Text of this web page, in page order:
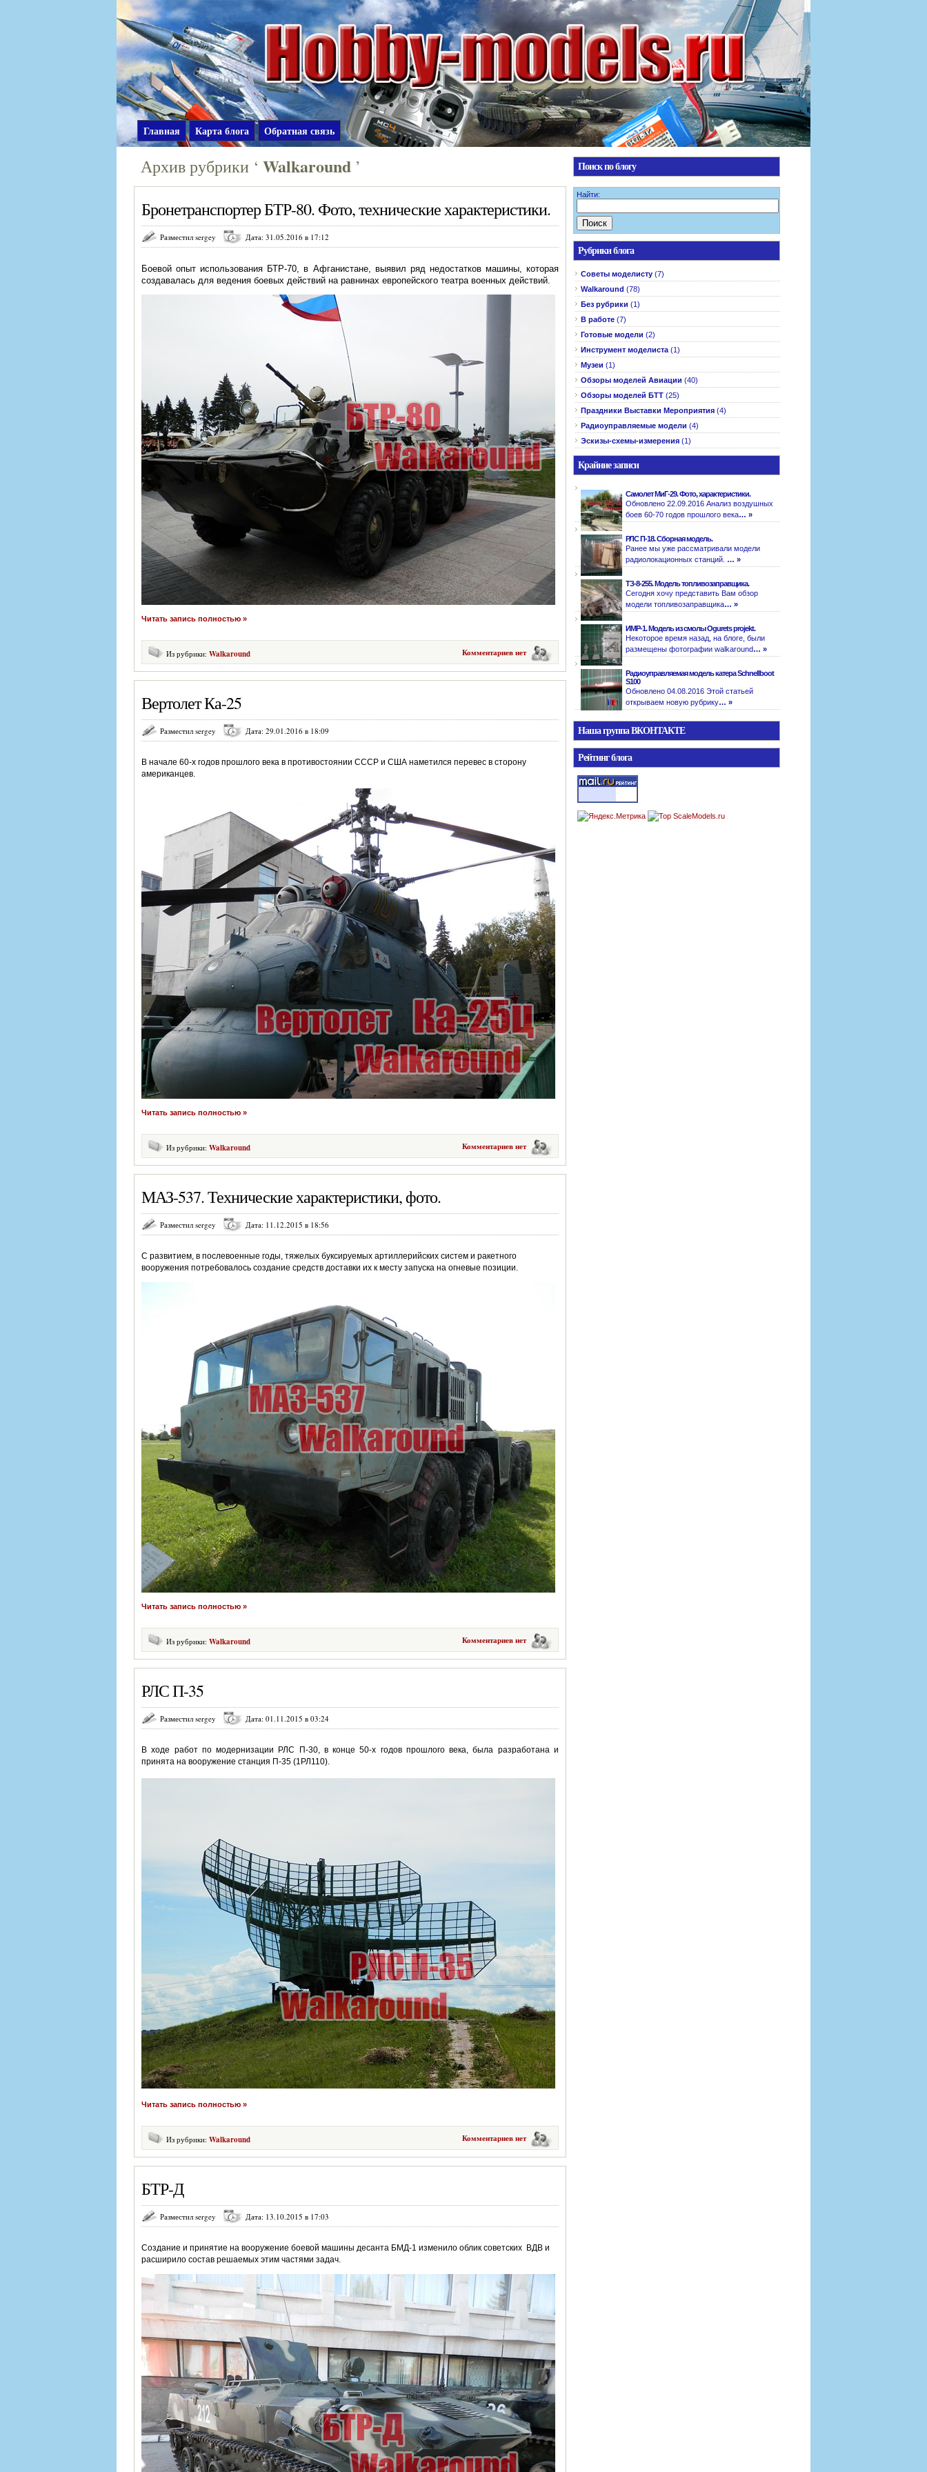
Главная Карта блога Обратная связь
Архив рубрики ‘ Walkaround ’
Бронетранспортер БТР-80. Фото, технические характеристики.
Разместил sergey Дата: 31.05.2016 в 17:12
Боевой опыт использования БТР-70, в Афганистане, выявил ряд недостатков машины, которая
создавалась для ведения боевых действий на равнинах европейского театра военных действий.
Читать запись полностью »
Комментариев нет
Из рубрики: Walkaround
Вертолет Ка-25
Разместил sergey Дата: 29.01.2016 в 18:09
В начале 60-х годов прошлого века в противостоянии СССР и США наметился перевес в сторону
американцев.
Читать запись полностью »
Комментариев нет
Из рубрики: Walkaround
МАЗ-537. Технические характеристики, фото.
Разместил sergey Дата: 11.12.2015 в 18:56
С развитием, в послевоенные годы, тяжелых буксируемых артиллерийских систем и ракетного
вооружения потребовалось создание средств доставки их к месту запуска на огневые позиции.
Читать запись полностью »
Комментариев нет
Из рубрики: Walkaround
РЛС П-35
Разместил sergey Дата: 01.11.2015 в 03:24
В ходе работ по модернизации РЛС П-30, в конце 50-х годов прошлого века, была разработана и
принята на вооружение станция П-35 (1РЛ110).
Читать запись полностью »
Комментариев нет
Из рубрики: Walkaround
БТР-Д
Разместил sergey Дата: 13.10.2015 в 17:03
Создание и принятие на вооружение боевой машины десанта БМД-1 изменило облик советских ВДВ и
расширило состав решаемых этим частями задач.
Поиск по блогу
Найти:
Рубрики блога
Cоветы моделисту (7)
Walkaround (78)
Без рубрики (1)
В работе (7)
Готовые модели (2)
Инструмент моделиста (1)
Музеи (1)
Обзоры моделей Авиации (40)
Обзоры моделей БТТ (25)
Праздники Выставки Мероприятия (4)
Радиоуправляемые модели (4)
Эскизы-схемы-измерения (1)
Крайние записи
Самолет МиГ-29. Фото, характеристики.
Обновлено 22.09.2016 Анализ воздушных
боев 60-70 годов прошлого века… »
РЛС П-18. Сборная модель.
Ранее мы уже рассматривали модели
радиолокационных станций. … »
ТЗ-8-255. Модель топливозаправщика.
Сегодня хочу представить Вам обзор
модели топливозаправщика… »
ИМР-1. Модель из смолы Ogurets projekt.
Некоторое время назад, на блоге, были
размещены фотографии walkaround… »
Радиоуправляемая модель катера Schnellboot
S100
Обновлено 04.08.2016 Этой статьей
открываем новую рубрику… »
Наша группа ВКОНТАКТЕ
Рейтинг блога